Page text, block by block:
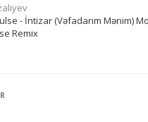
- İntizar (Vəfadarım Mənim)
Remix